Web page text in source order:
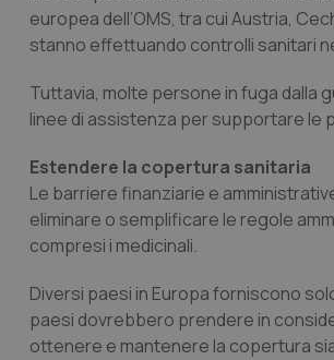
europea dell’OMS, tra cui Austria,
stanno effettuando controlli sanitari
Tuttavia, molte persone in fuga dalla
linee di assistenza per supportare le
Estendere la copertura sanitaria
Le barriere finanziarie e
eliminare o semplificare le regole
compresi i medicinali.
Diversi paesi in Europa forniscono
paesi dovrebbero prendere in
ottenere e mantenere la copertura